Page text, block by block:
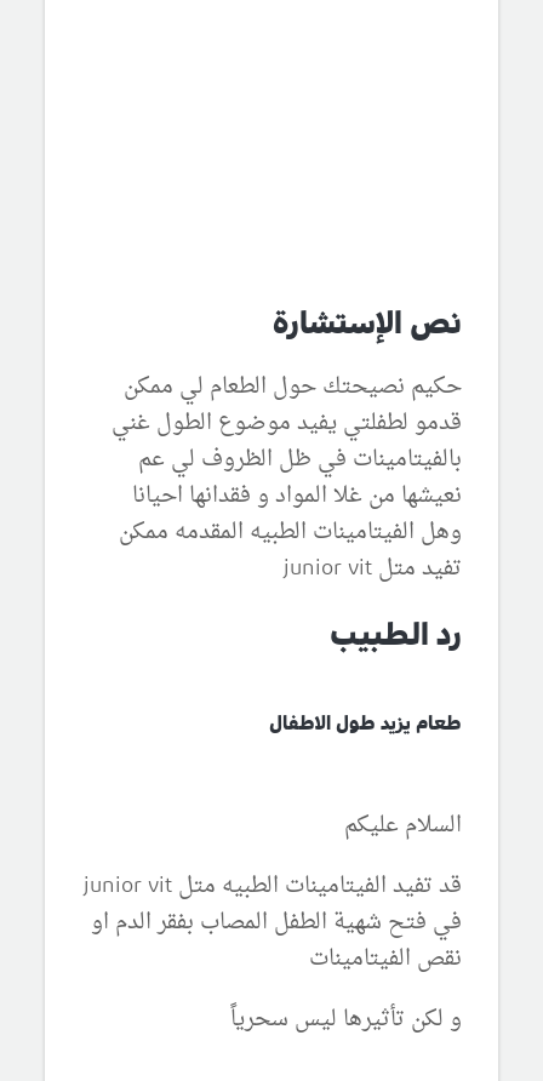
نص الإستشارة
حكيم نصيحتك حول الطعام لي ممكن
قدمو لطفلتي يفيد موضوع الطول غني
بالفيتامينات في ظل الظروف لي عم
نعيشها من غلا المواد و فقدانها احيانا
وهل الفيتامينات الطبيه المقدمه ممكن
تفيد متل junior vit
رد الطبيب
طعام يزيد طول الاطفال
السلام عليكم
قد تفيد الفيتامينات الطبيه متل junior vit
في فتح شهية الطفل المصاب بفقر الدم او
نقص الفيتامينات
و لكن تأثيرها ليس سحرياً